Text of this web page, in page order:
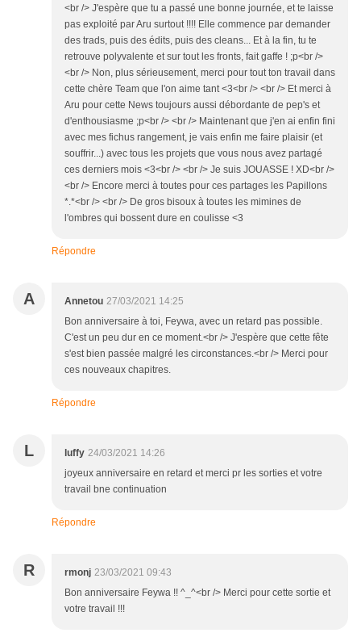
<br /> J'espère que tu a passé une bonne journée, et te laisse
pas exploité par Aru surtout !!!! Elle commence par demander
des trads, puis des édits, puis des cleans... Et à la fin, tu te
retrouve polyvalente et sur tout les fronts, fait gaffe ! ;p<br />
<br /> Non, plus sérieusement, merci pour tout ton travail dans
cette chère Team que l'on aime tant <3<br /> <br /> Et merci à
Aru pour cette News toujours aussi débordante de pep's et
d'enthousiasme ;p<br /> <br /> Maintenant que j'en ai enfin fini
avec mes fichus rangement, je vais enfin me faire plaisir (et
souffrir...) avec tous les projets que vous nous avez partagé
ces derniers mois <3<br /> <br /> Je suis JOUASSE ! XD<br />
<br /> Encore merci à toutes pour ces partages les Papillons
*.*<br /> <br /> De gros bisoux à toutes les mimines de
l'ombres qui bossent dure en coulisse <3
Répondre
A Annetou 27/03/2021 14:25
Bon anniversaire à toi, Feywa, avec un retard pas possible.
C'est un peu dur en ce moment.<br /> J'espère que cette fête
s'est bien passée malgré les circonstances.<br /> Merci pour
ces nouveaux chapitres.
Répondre
L luffy 24/03/2021 14:26
joyeux anniversaire en retard et merci pr les sorties et votre
travail bne continuation
Répondre
R rmonj 23/03/2021 09:43
Bon anniversaire Feywa !! ^_^<br /> Merci pour cette sortie et
votre travail !!!